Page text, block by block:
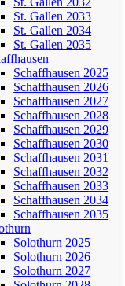
St. Gallen 2033
St. Gallen 2034
St. Gallen 2035
Schaffhausen 2025
Schaffhausen 2026
Schaffhausen 2027
Schaffhausen 2028
Schaffhausen 2029
Schaffhausen 2030
Schaffhausen 2031
Schaffhausen 2032
Schaffhausen 2033
Schaffhausen 2034
Schaffhausen 2035
Solothurn 2025
Solothurn 2026
Solothurn 2027